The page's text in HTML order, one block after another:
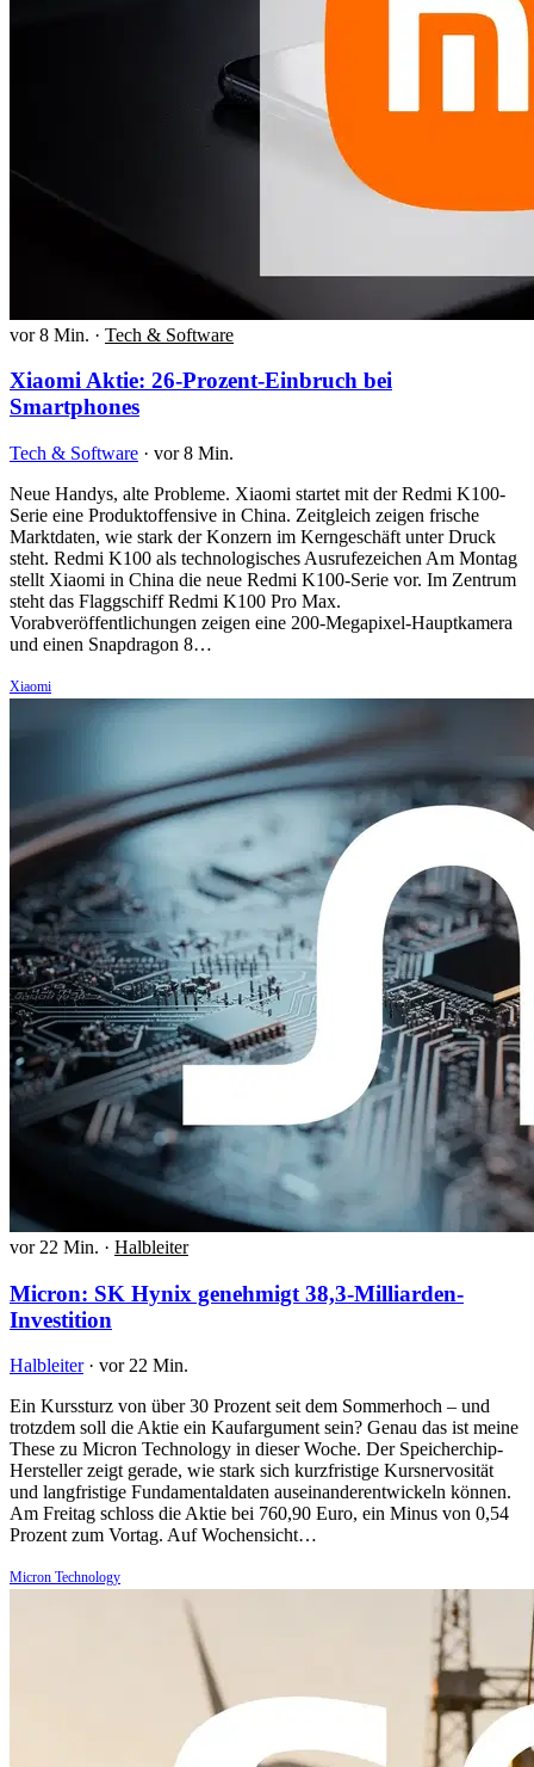
vor 8 Min. · Tech & Software
Xiaomi Aktie: 26-Prozent-Einbruch bei
Smartphones
Tech & Software · vor 8 Min.
Neue Handys, alte Probleme. Xiaomi startet mit der Redmi K100-
Serie eine Produktoffensive in China. Zeitgleich zeigen frische
Marktdaten, wie stark der Konzern im Kerngeschäft unter Druck
steht. Redmi K100 als technologisches Ausrufezeichen Am Montag
stellt Xiaomi in China die neue Redmi K100-Serie vor. Im Zentrum
steht das Flaggschiff Redmi K100 Pro Max.
Vorabveröffentlichungen zeigen eine 200-Megapixel-Hauptkamera
und einen Snapdragon 8…
Xiaomi
vor 22 Min. · Halbleiter
Micron: SK Hynix genehmigt 38,3-Milliarden-
Investition
Halbleiter · vor 22 Min.
Ein Kurssturz von über 30 Prozent seit dem Sommerhoch – und
trotzdem soll die Aktie ein Kaufargument sein? Genau das ist meine
These zu Micron Technology in dieser Woche. Der Speicherchip-
Hersteller zeigt gerade, wie stark sich kurzfristige Kursnervosität
und langfristige Fundamentaldaten auseinanderentwickeln können.
Am Freitag schloss die Aktie bei 760,90 Euro, ein Minus von 0,54
Prozent zum Vortag. Auf Wochensicht…
Micron Technology